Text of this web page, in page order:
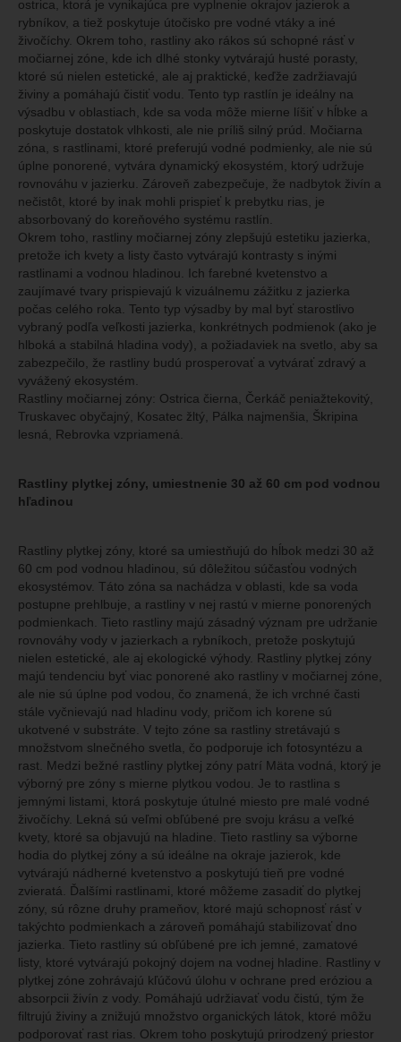
ostrica, ktorá je vynikajúca pre vyplnenie okrajov jazierok a
rybníkov, a tiež poskytuje útočisko pre vodné vtáky a iné
živočíchy. Okrem toho, rastliny ako rákos sú schopné rásť v
močiarnej zóne, kde ich dlhé stonky vytvárajú husté porasty,
ktoré sú nielen estetické, ale aj praktické, keďže zadržiavajú
živiny a pomáhajú čistiť vodu. Tento typ rastlín je ideálny na
výsadbu v oblastiach, kde sa voda môže mierne líšiť v hĺbke a
poskytuje dostatok vlhkosti, ale nie príliš silný prúd. Močiarna
zóna, s rastlinami, ktoré preferujú vodné podmienky, ale nie sú
úplne ponorené, vytvára dynamický ekosystém, ktorý udržuje
rovnováhu v jazierku. Zároveň zabezpečuje, že nadbytok živín a
nečistôt, ktoré by inak mohli prispieť k prebytku rias, je
absorbovaný do koreňového systému rastlín.
Okrem toho, rastliny močiarnej zóny zlepšujú estetiku jazierka,
pretože ich kvety a listy často vytvárajú kontrasty s inými
rastlinami a vodnou hladinou. Ich farebné kvetenstvo a
zaujímavé tvary prispievajú k vizuálnemu zážitku z jazierka
počas celého roka. Tento typ výsadby by mal byť starostlivo
vybraný podľa veľkosti jazierka, konkrétnych podmienok (ako je
hlboká a stabilná hladina vody), a požiadaviek na svetlo, aby sa
zabezpečilo, že rastliny budú prosperovať a vytvárať zdravý a
vyvážený ekosystém.
Rastliny močiarnej zóny: Ostrica čierna, Čerkáč peniažtekovitý,
Truskavec obyčajný, Kosatec žltý, Pálka najmenšia, Škripina
lesná, Rebrovka vzpriamená.
Rastliny plytkej zóny, umiestnenie 30 až 60 cm pod vodnou
hľadinou
Rastliny plytkej zóny, ktoré sa umiestňujú do hĺbok medzi 30 až
60 cm pod vodnou hladinou, sú dôležitou súčasťou vodných
ekosystémov. Táto zóna sa nachádza v oblasti, kde sa voda
postupne prehlbuje, a rastliny v nej rastú v mierne ponorených
podmienkach. Tieto rastliny majú zásadný význam pre udržanie
rovnováhy vody v jazierkach a rybníkoch, pretože poskytujú
nielen estetické, ale aj ekologické výhody. Rastliny plytkej zóny
majú tendenciu byť viac ponorené ako rastliny v močiarnej zóne,
ale nie sú úplne pod vodou, čo znamená, že ich vrchné časti
stále vyčnievajú nad hladinu vody, pričom ich korene sú
ukotvené v substráte. V tejto zóne sa rastliny stretávajú s
množstvom slnečného svetla, čo podporuje ich fotosyntézu a
rast. Medzi bežné rastliny plytkej zóny patrí Mäta vodná, ktorý je
výborný pre zóny s mierne plytkou vodou. Je to rastlina s
jemnými listami, ktorá poskytuje útulné miesto pre malé vodné
živočíchy. Lekná sú veľmi obľúbené pre svoju krásu a veľké
kvety, ktoré sa objavujú na hladine. Tieto rastliny sa výborne
hodia do plytkej zóny a sú ideálne na okraje jazierok, kde
vytvárajú nádherné kvetenstvo a poskytujú tieň pre vodné
zvieratá. Ďalšími rastlinami, ktoré môžeme zasadiť do plytkej
zóny, sú rôzne druhy prameňov, ktoré majú schopnosť rásť v
takýchto podmienkach a zároveň pomáhajú stabilizovať dno
jazierka. Tieto rastliny sú obľúbené pre ich jemné, zamatové
listy, ktoré vytvárajú pokojný dojem na vodnej hladine. Rastliny v
plytkej zóne zohrávajú kľúčovú úlohu v ochrane pred eróziou a
absorpcii živín z vody. Pomáhajú udržiavať vodu čistú, tým že
filtrujú živiny a znižujú množstvo organických látok, ktoré môžu
podporovať rast rias. Okrem toho poskytujú prirodzený priestor